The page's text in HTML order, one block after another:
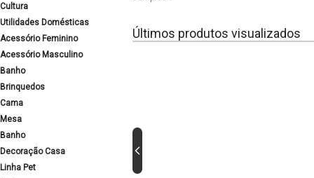
Cultura
Utilidades Domésticas
Acessório Feminino
Acessório Masculino
Banho
Brinquedos
Cama
Mesa
Banho
Decoração Casa
Linha Pet
Últimos produtos visualizados